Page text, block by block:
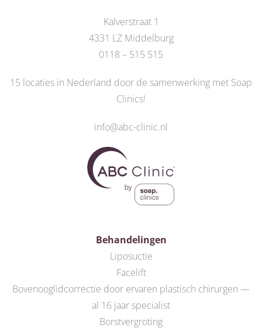
Kalverstraat 1
4331 LZ Middelburg
0118 – 515 515
15 locaties in Nederland door de samenwerking met Soap
Clinics!
info@abc-clinic.nl
Behandelingen
Liposuctie
Facelift
Bovenooglidcorrectie door ervaren plastisch chirurgen —
al 16 jaar specialist
Borstvergroting